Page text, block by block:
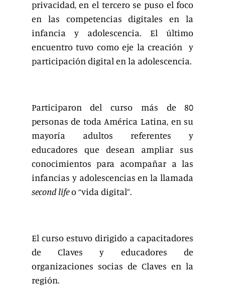
privacidad, en el tercero se puso el foco
en las competencias digitales en la
infancia y adolescencia. El último
encuentro tuvo como eje la creación y
participación digital en la adolescencia.
Participaron del curso más de 80
personas de toda América Latina, en su
mayoría adultos referentes y
educadores que desean ampliar sus
conocimientos para acompañar a las
infancias y adolescencias en la llamada
second lifeo “vida digital”.
El curso estuvo dirigido a capacitadores
de Claves y educadores de
organizaciones socias de Claves en la
región.